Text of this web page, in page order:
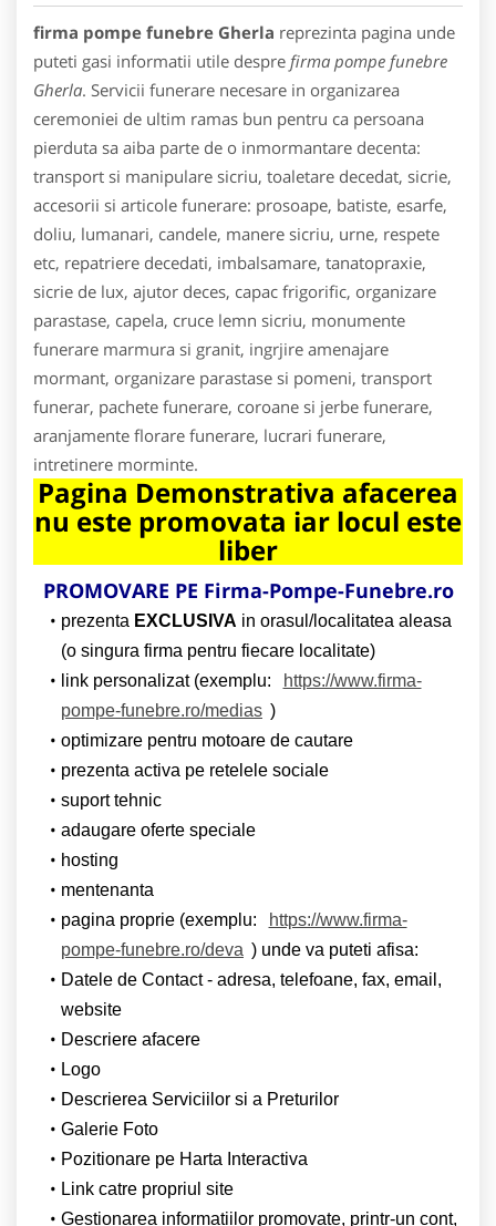
firma pompe funebre Gherla reprezinta pagina unde
puteti gasi informatii utile despre firma pompe funebre
Gherla. Servicii funerare necesare in organizarea
ceremoniei de ultim ramas bun pentru ca persoana
pierduta sa aiba parte de o inmormantare decenta:
transport si manipulare sicriu, toaletare decedat, sicrie,
accesorii si articole funerare: prosoape, batiste, esarfe,
doliu, lumanari, candele, manere sicriu, urne, respete
etc, repatriere decedati, imbalsamare, tanatopraxie,
sicrie de lux, ajutor deces, capac frigorific, organizare
parastase, capela, cruce lemn sicriu, monumente
funerare marmura si granit, ingrjire amenajare
mormant, organizare parastase si pomeni, transport
funerar, pachete funerare, coroane si jerbe funerare,
aranjamente florare funerare, lucrari funerare,
intretinere morminte.
Pagina Demonstrativa afacerea
nu este promovata iar locul este
liber
PROMOVARE PE Firma-Pompe-Funebre.ro
prezenta EXCLUSIVA in orasul/localitatea aleasa
(o singura firma pentru fiecare localitate)
link personalizat (exemplu:
https://www.firma-
pompe-funebre.ro/medias )
optimizare pentru motoare de cautare
prezenta activa pe retelele sociale
suport tehnic
adaugare oferte speciale
hosting
mentenanta
pagina proprie (exemplu:
https://www.firma-
pompe-funebre.ro/deva ) unde va puteti afisa:
Datele de Contact - adresa, telefoane, fax, email,
website
Descriere afacere
Logo
Descrierea Serviciilor si a Preturilor
Galerie Foto
Pozitionare pe Harta Interactiva
Link catre propriul site
Gestionarea informatiilor promovate, printr-un cont,